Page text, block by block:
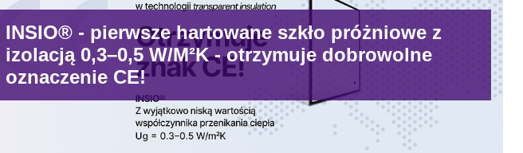
INSIO® - pierwsze hartowane szkło próżniowe z
izolacją 0,3–0,5 W/M²K - otrzymuje dobrowolne
oznaczenie CE!